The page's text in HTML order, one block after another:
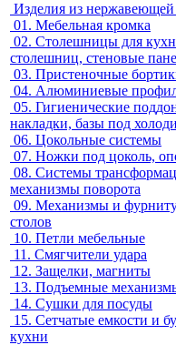
Изделия из нержавеющей
01. Мебельная кромка
02. Столешницы для
столешниц, стеновые
03. Пристеночные
04. Алюминиевые
05. Гигиенические
накладки, базы под
06. Цокольные системы
07. Ножки под цоколь,
08. Системы
механизмы поворота
09. Механизмы и
столов
10. Петли мебельные
11. Смягчители удара
12. Защелки, магниты
13. Подъемные
14. Сушки для посуды
15. Сетчатые емкости и
кухни